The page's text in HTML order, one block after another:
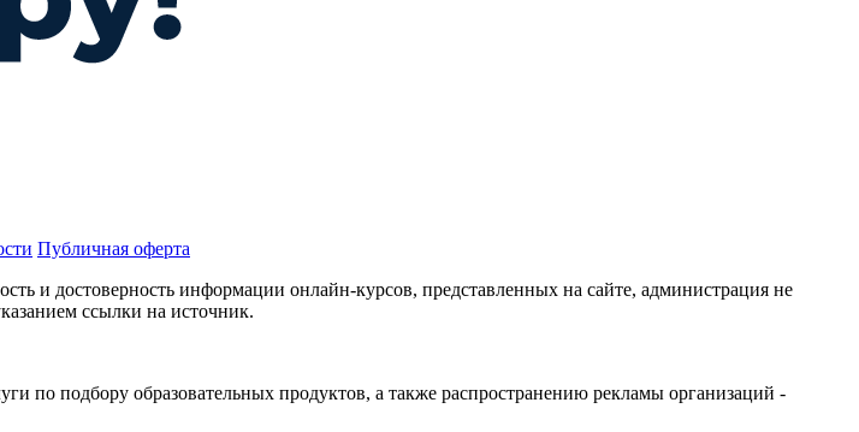
Публичная оферта
и достоверность информации онлайн-курсов, представленных на сайте, администрация не
ссылки на источник.
по подбору образовательных продуктов, а также распространению рекламы организаций -